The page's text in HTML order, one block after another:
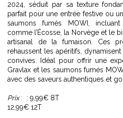
2024, séduit par sa texture
parfait pour une entrée festive ou
saumons fumés MOWI,
comme l’Écosse, la Norvège et le
artisanal de la fumaison. Ces
rehaussent les apéritifs,
convives. Idéal pour offrir une
Gravlax et les saumons fumés
avec des saveurs authentiques et
Prix: : 9,99€ 8T
12,99€ 12T